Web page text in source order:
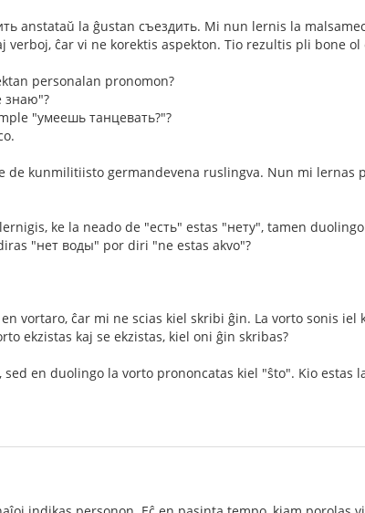
anstataŭ la ĝustan съездить. Mi nun lernis la
ĉar vi ne korektis aspekton. Tio rezultis pli bone ol
personalan pronomon?
знаю"?
"умеешь танцевать?"?
de kunmilitiisto germandevena ruslingva. Nun mi lernas
ke la neado de "есть" estas "нету", tamen
"нет воды" por diri "ne estas akvo"?
vortaro, ĉar mi ne scias kiel skribi ĝin. La vorto sonis
ekzistas kaj se ekzistas, kiel oni ĝin skribas?
en duolingo la vorto prononcatas kiel "ŝto". Kio estas